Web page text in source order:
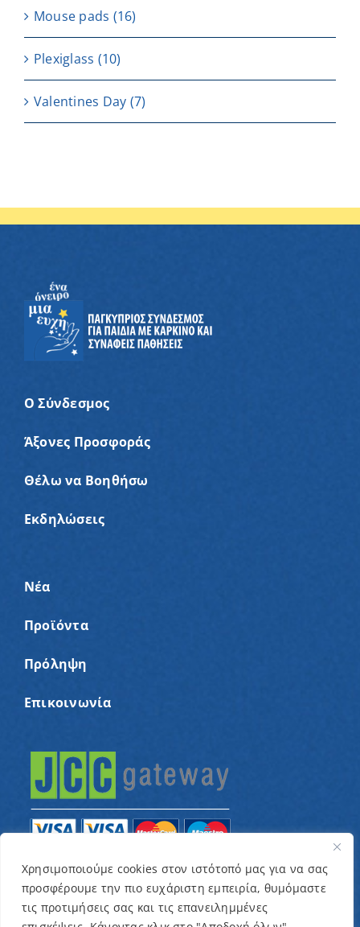
Χρησιμοποιούμε cookies στον ιστότοπό μας για να σας
προσφέρουμε την πιο ευχάριστη εμπειρία, θυμόμαστε
τις προτιμήσεις σας και τις επανειλημμένες
Μouse pads (16)
Plexiglass (10)
Valentines Day (7)
Ο Σύνδεσμος
Άξονες Προσφοράς
Θέλω να Βοηθήσω
Εκδηλώσεις
Νέα
Προϊόντα
Πρόληψη
Επικοινωνία
© Copyright 2022 – Παγκύπριος Σύνδεσμος για
παιδιά με καρκίνο και συναφείς παθήσεις «Ένα